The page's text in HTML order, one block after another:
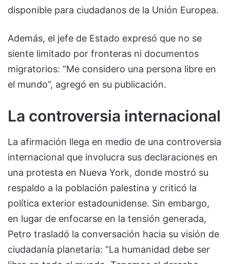
disponible para ciudadanos de la Unión Europea.
Además, el jefe de Estado expresó que no se
siente limitado por fronteras ni documentos
migratorios: “Me considero una persona libre en
el mundo”, agregó en su publicación.
La controversia internacional
La afirmación llega en medio de una controversia
internacional que involucra sus declaraciones en
una protesta en Nueva York, donde mostró su
respaldo a la población palestina y criticó la
política exterior estadounidense. Sin embargo,
en lugar de enfocarse en la tensión generada,
Petro trasladó la conversación hacia su visión de
ciudadanía planetaria: “La humanidad debe ser